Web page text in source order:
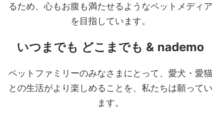
るため、心もお腹も満たせるようなペットメディア
を目指しています。
いつまでも どこまでも & nademo
ペットファミリーのみなさまにとって、愛犬・愛猫
との生活がより楽しめることを、私たちは願ってい
ます。